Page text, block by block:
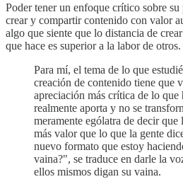
Poder tener un enfoque crítico sobre
crear y compartir contenido con valor
algo que siente que lo distancia de
que hace es superior a la labor de otros.
Para mí, el tema de lo que
creación de contenido tiene que
apreciación más crítica de lo que
realmente aporta y no se
meramente ególatra de decir
más valor que lo que la gente
nuevo formato que estoy
vaina?", se traduce en darle la
ellos mismos digan su vaina.